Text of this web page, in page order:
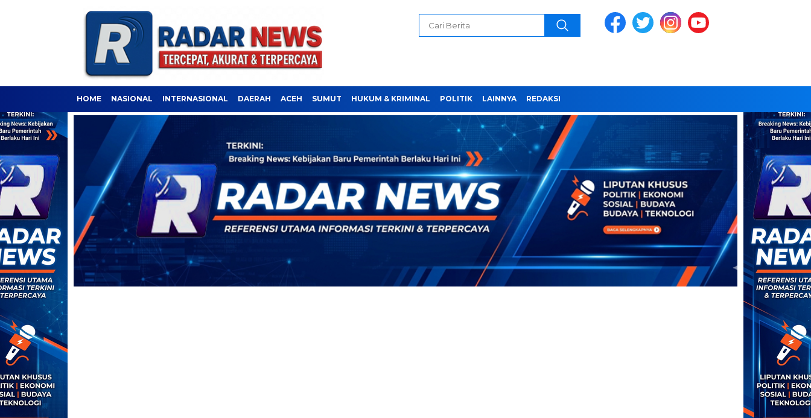
HOME NASIONAL INTERNASIONAL DAERAH ACEH SUMUT HUKUM & KRIMINAL POLITIK LAINNYA REDAKSI